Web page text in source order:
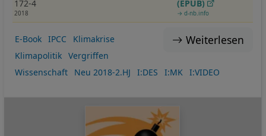
172-4
2018
(EPUB)
→ d-nb.info
Weiterlesen
E-Book IPCC
Klimakrise
Klimapolitik
Vergriffen
Wissenschaft
Neu 2018-2.HJ I:DES I:MK I:VIDEO